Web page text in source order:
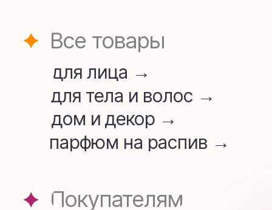
для тела и волос →
дом и декор →
парфюм на распив →
обмен и возврат →
Покупателям
Аромамаркетинг →